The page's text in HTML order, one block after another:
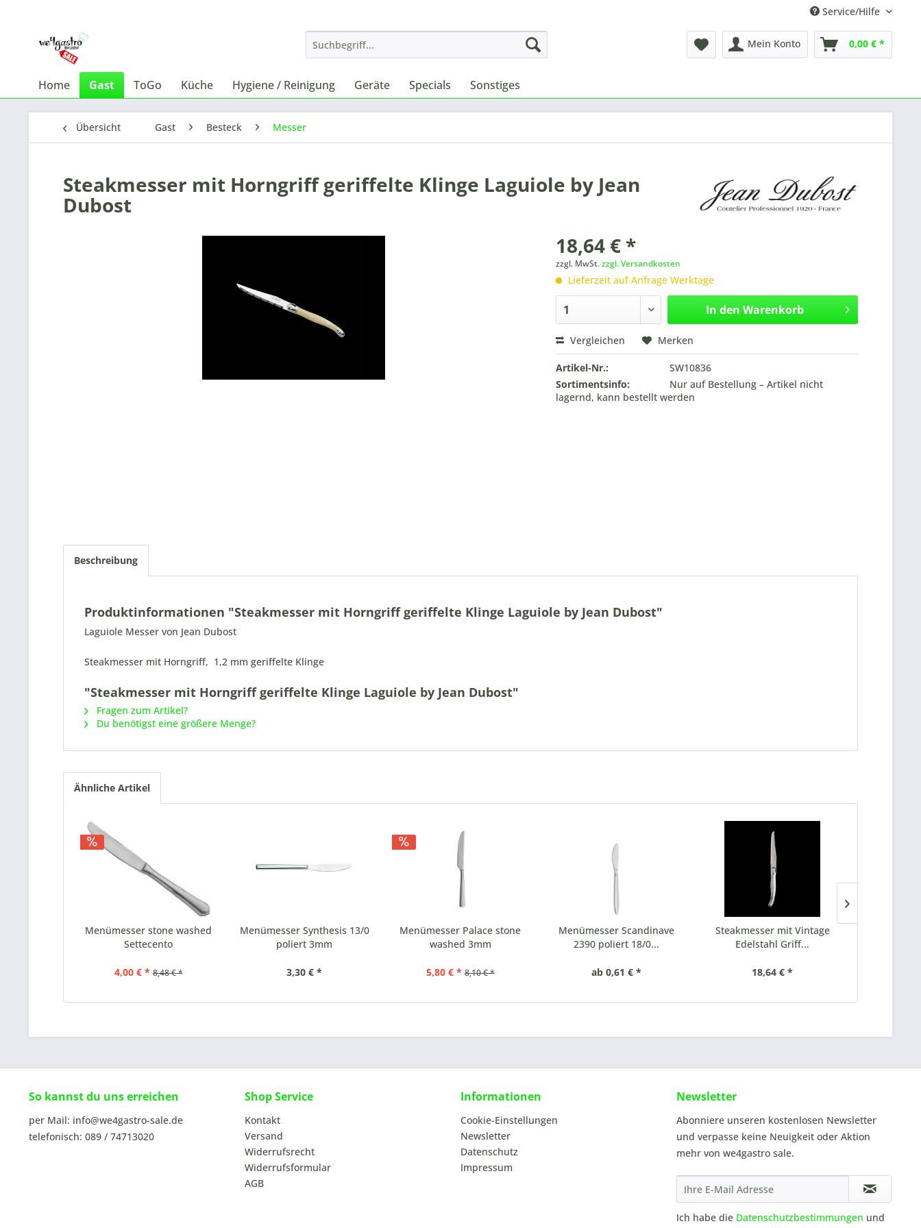
Service/Hilfe
Mein Konto 0,00 € *
Home Gast ToGo Küche Hygiene / Reinigung Geräte Specials Sonstiges
Übersicht Gast Besteck Messer
Steakmesser mit Horngriff geriffelte Klinge Laguiole by Jean
Dubost
18,64 € *
zzgl. MwSt.zzgl. Versandkosten
Lieferzeit auf Anfrage Werktage
In den Warenkorb
Vergleichen Merken
Artikel-Nr.:
SW10836
Sortimentsinfo:
Nur auf Bestellung – Artikel nicht
lagernd, kann bestellt werden
Beschreibung
Produktinformationen "Steakmesser mit Horngriff geriffelte Klinge Laguiole by Jean Dubost"
Laguiole Messer von Jean Dubost
Steakmesser mit Horngriff, 1,2 mm geriffelte Klinge
"Steakmesser mit Horngriff geriffelte Klinge Laguiole by Jean Dubost"
Fragen zum Artikel?
Du benötigst eine größere Menge?
Ähnliche Artikel
Menümesser stone washed
Settecento
4,00 € * 8,48 € *
Menümesser Synthesis 13/0
poliert 3mm
3,30 € *
Menümesser Palace stone
washed 3mm
5,80 € * 8,10 € *
Menümesser Scandinave
2390 poliert 18/0...
ab 0,61 € *
Steakmesser mit Vintage
Edelstahl Griff...
18,64 € *
So kannst du uns erreichen
per Mail: info@we4gastro-sale.de
telefonisch: 089 / 74713020
Shop Service
Kontakt
Versand
Widerrufsrecht
Widerrufsformular
AGB
Informationen
Cookie-Einstellungen
Newsletter
Datenschutz
Impressum
Newsletter
Abonniere unseren kostenlosen Newsletter
und verpasse keine Neuigkeit oder Aktion
mehr von we4gastro sale.
Ich habe die Datenschutzbestimmungen und